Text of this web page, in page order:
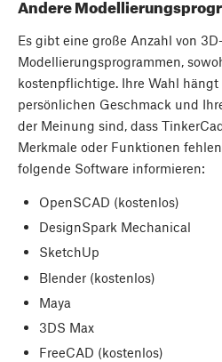
Andere
Es gibt eine große Anzahl von 3D-
Modellierungsprogrammen,
kostenpflichtige. Ihre Wahl
persönlichen Geschmack und
der Meinung sind, dass
Merkmale oder Funktionen
folgende Software informieren:
OpenSCAD (kostenlos)
DesignSpark Mechanical
SketchUp
Blender (kostenlos)
Maya
3DS Max
FreeCAD (kostenlos)